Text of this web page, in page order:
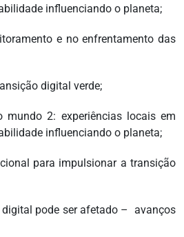
influenciando o planeta;
e no enfrentamento das
digital verde;
2: experiências locais em
influenciando o planeta;
para impulsionar a transição
digital pode ser afetado – avanços